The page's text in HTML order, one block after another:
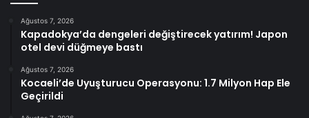
Ağustos 7, 2026
Kapadokya’da dengeleri değiştirecek yatırım! Japon
otel devi düğmeye bastı
Ağustos 7, 2026
Kocaeli’de Uyuşturucu Operasyonu: 1.7 Milyon Hap Ele
Geçirildi